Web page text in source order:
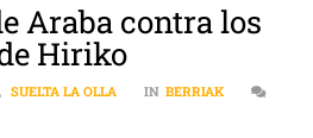
Araba contra los
Hiriko
SUELTA LA OLLA IN BERRIAK
DE ARABA CONTRA LOS